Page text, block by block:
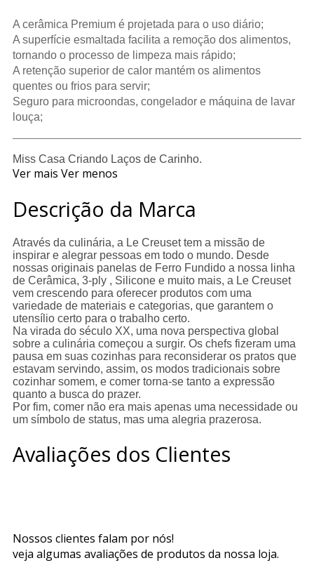
A cerâmica Premium é projetada para o uso diário;
A superfície esmaltada facilita a remoção dos alimentos,
tornando o processo de limpeza mais rápido;
A retenção superior de calor mantém os alimentos
quentes ou frios para servir;
Seguro para microondas, congelador e máquina de lavar
louça;
Miss Casa Criando Laços de Carinho.
Ver mais Ver menos
Descrição da Marca
Através da culinária, a Le Creuset tem a missão de
inspirar e alegrar pessoas em todo o mundo. Desde
nossas originais panelas de Ferro Fundido a nossa linha
de Cerâmica, 3-ply , Silicone e muito mais, a Le Creuset
vem crescendo para oferecer produtos com uma
variedade de materiais e categorias, que garantem o
utensílio certo para o trabalho certo.
Na virada do século XX, uma nova perspectiva global
sobre a culinária começou a surgir. Os chefs fizeram uma
pausa em suas cozinhas para reconsiderar os pratos que
estavam servindo, assim, os modos tradicionais sobre
cozinhar somem, e comer torna-se tanto a expressão
quanto a busca do prazer.
Por fim, comer não era mais apenas uma necessidade ou
um símbolo de status, mas uma alegria prazerosa.
Avaliações dos Clientes
Nossos clientes falam por nós!
veja algumas avaliações de produtos da nossa loja.